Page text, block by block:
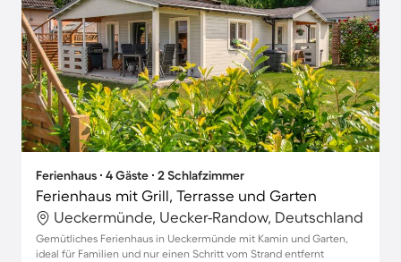
Ferienhaus ∙ 4 Gäste ∙ 2 Schlafzimmer
Ferienhaus mit Grill, Terrasse und Garten
Ueckermünde, Uecker-Randow, Deutschland
Gemütliches Ferienhaus in Ueckermünde mit Kamin und Garten,
ideal für Familien und nur einen Schritt vom Strand entfernt